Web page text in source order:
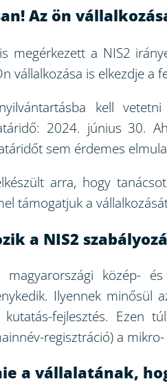
Az ön
megérkezett a NIS2
vállalkozása is elkezdje a
kell
2024. június 30.
sem érdemes
arra, hogy
támogatjuk a
a NIS2
magyarországi közép-
Ilyennek minősül
fejlesztés. Ezen
regisztráció) a
a vállalatának,